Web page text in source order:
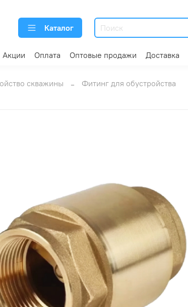
Каталог
Акции Оплата Оптовые продажи Доставка
скважины Фитинг для обустройства